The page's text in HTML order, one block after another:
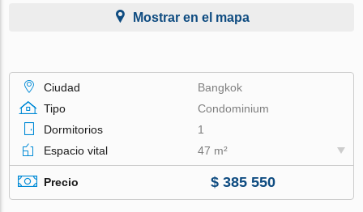
Mostrar en el mapa
Ciudad
Bangkok
Tipo
Condominium
Dormitorios
1
Espacio vital
47 m²
Precio $ 385 550